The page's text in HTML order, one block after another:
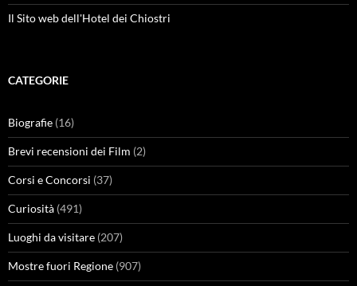
Il Sito web dell'Hotel dei Chiostri
CATEGORIE
Biografie (16)
Brevi recensioni dei Film (2)
Corsi e Concorsi (37)
Curiosità (491)
Luoghi da visitare (207)
Mostre fuori Regione (907)